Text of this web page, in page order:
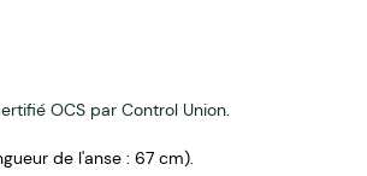
OCS par Control Union.
de l'anse : 67 cm).